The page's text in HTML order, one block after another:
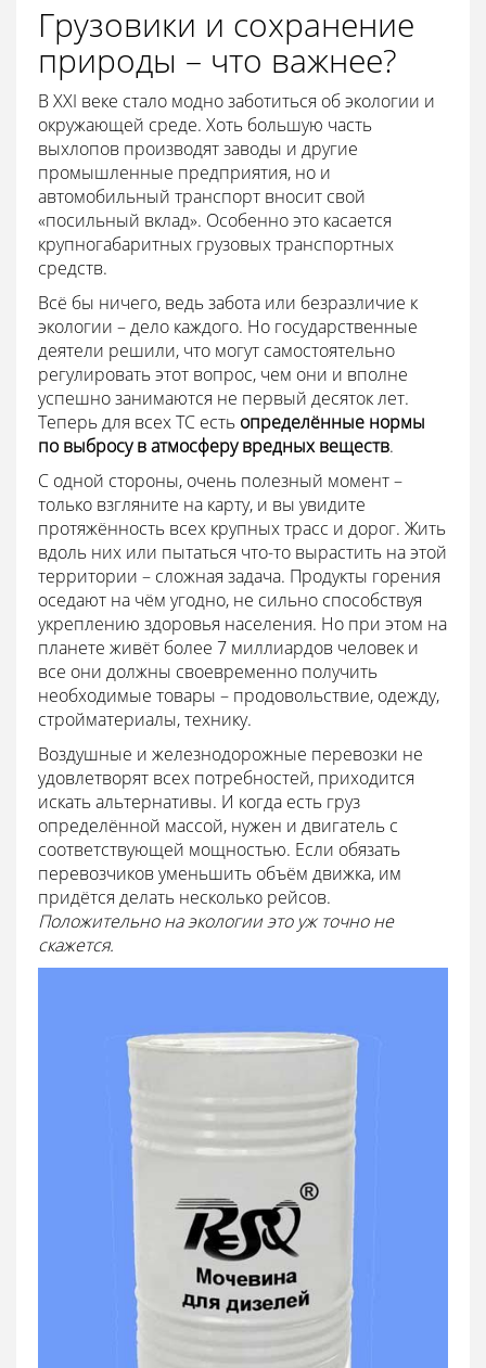
Грузовики и сохранение
природы – что важнее?
В XXI веке стало модно заботиться об экологии и
окружающей среде. Хоть большую часть
выхлопов производят заводы и другие
промышленные предприятия, но и
автомобильный транспорт вносит свой
«посильный вклад». Особенно это касается
крупногабаритных грузовых транспортных
средств.
Всё бы ничего, ведь забота или безразличие к
экологии – дело каждого. Но государственные
деятели решили, что могут самостоятельно
регулировать этот вопрос, чем они и вполне
успешно занимаются не первый десяток лет.
Теперь для всех ТС есть определённые нормы
по выбросу в атмосферу вредных веществ.
С одной стороны, очень полезный момент –
только взгляните на карту, и вы увидите
протяжённость всех крупных трасс и дорог. Жить
вдоль них или пытаться что-то вырастить на этой
территории – сложная задача. Продукты горения
оседают на чём угодно, не сильно способствуя
укреплению здоровья населения. Но при этом на
планете живёт более 7 миллиардов человек и
все они должны своевременно получить
необходимые товары – продовольствие, одежду,
стройматериалы, технику.
Воздушные и железнодорожные перевозки не
удовлетворят всех потребностей, приходится
искать альтернативы. И когда есть груз
определённой массой, нужен и двигатель с
соответствующей мощностью. Если обязать
перевозчиков уменьшить объём движка, им
придётся делать несколько рейсов.
Положительно на экологии это уж точно не
скажется.